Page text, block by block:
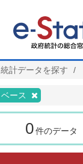
統計データを探す
ース
0 件のデータ